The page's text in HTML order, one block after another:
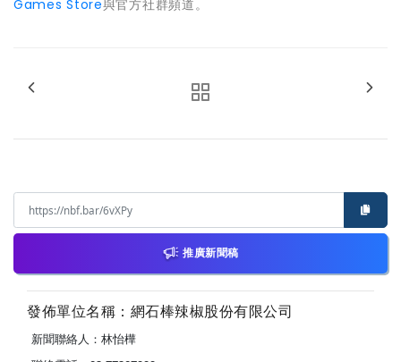
Games Store與官方社群頻道。
推廣新聞稿
發佈單位名稱：網石棒辣椒股份有限公司
新聞聯絡人：林怡樺